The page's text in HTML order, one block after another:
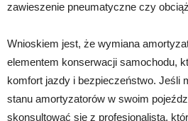
zawieszenie pneumatyczne czy
Wnioskiem jest, że wymiana
elementem konserwacji samochodu,
komfort jazdy i bezpieczeństwo. Jeśli
stanu amortyzatorów w swoim
skonsultować się z profesjonalistą,